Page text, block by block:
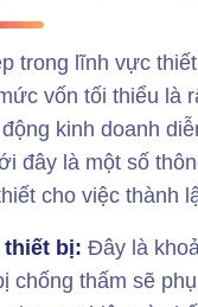
trong lĩnh vực
vốn tối thiểu là
kinh doanh
đây là một số
cho việc thành
thiết bị: Đây là
chống thấm sẽ